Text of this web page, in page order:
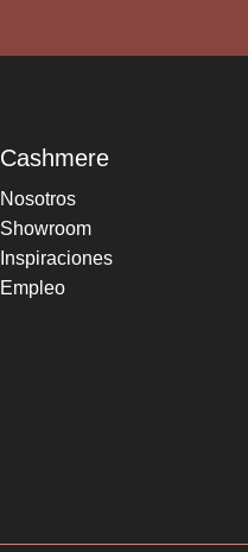
Cashmere
Nosotros
Showroom
Inspiraciones
Empleo